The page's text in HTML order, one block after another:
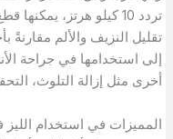
تردد 10 كيلو هرتز،
تقليل النزيف والألم مقارنةً
إلى استخدامها في جراحة
أخرى مثل إزالة التلوث،
المميزات في استخدام الليز